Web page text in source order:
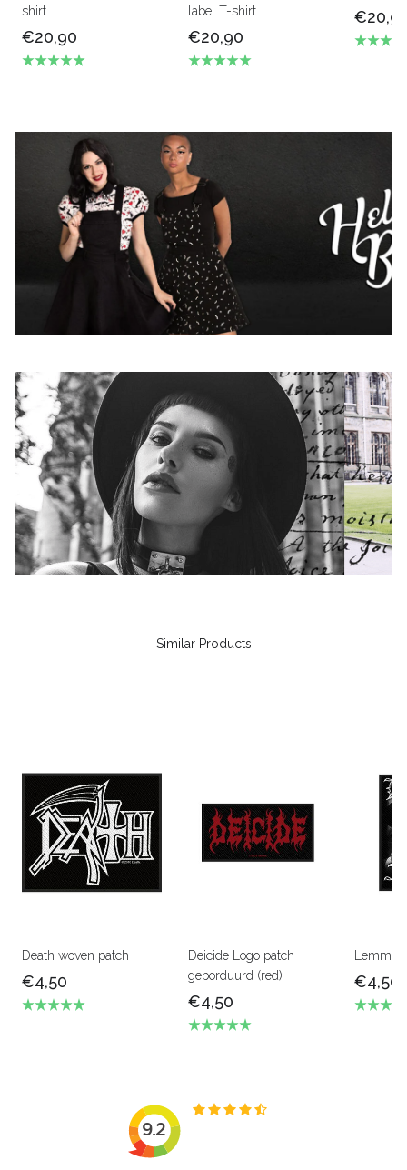
shirt
€20,90
label T-shirt
€20,90
Similar Products
Death woven patch
€4,50
Deicide Logo patch
geborduurd (red)
€4,50
Lemmy
€4,50